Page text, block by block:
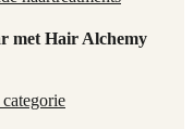
met Hair Alchemy